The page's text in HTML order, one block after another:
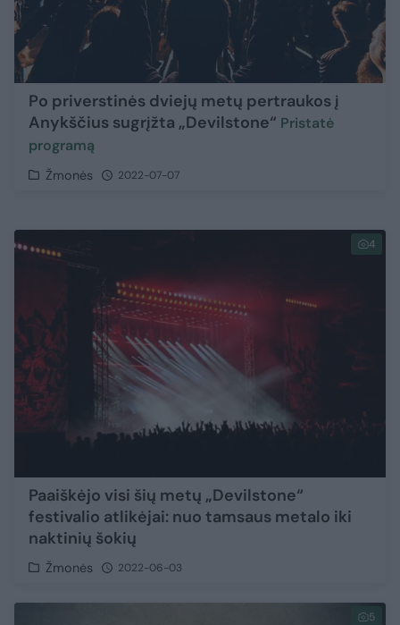
Po priverstinės dviejų metų pertraukos į
Anykščius sugrįžta „Devilstone“ Pristatė
programą
Žmonės 2022-07-07
4
Paaiškėjo visi šių metų „Devilstone“
festivalio atlikėjai: nuo tamsaus metalo iki
naktinių šokių
Žmonės 2022-06-03
5